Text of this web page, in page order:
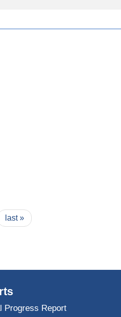
last »
Progress Report